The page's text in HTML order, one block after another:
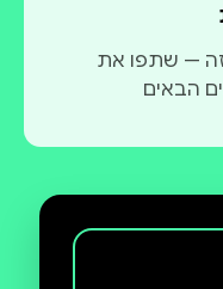
— שתפו את
הבאים